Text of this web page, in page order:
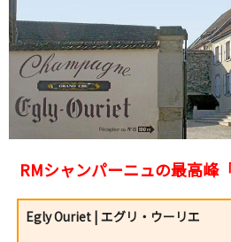
RMシャンパーニュの最高峰
Egly Ouriet | エグリ・ウーリエ